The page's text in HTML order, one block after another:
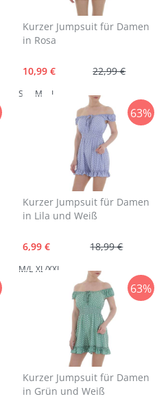
Kurzer Jumpsuit für Damen
in Rosa
22,99 €
10,99 €
S M L
63%
Kurzer Jumpsuit für Damen
in Lila und Weiß
18,99 €
6,99 €
M/L XL/XXL
63%
Kurzer Jumpsuit für Damen
in Grün und Weiß